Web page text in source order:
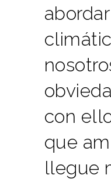
con
que
llegue